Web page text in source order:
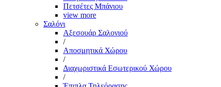
Πετσέτες Μπάνιου
view more
Σαλόνι
Αξεσουάρ Σαλονιού
/
Αποσμητικά Χώρου
/
Διαχωριστικά Εσωτερικού Χώρου
/